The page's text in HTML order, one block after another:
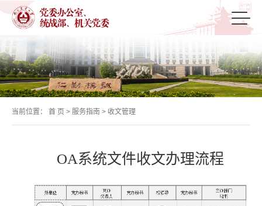
当前位置： 首 页 > 服务指南 > 收文管理
OA系统文件收文办理流程